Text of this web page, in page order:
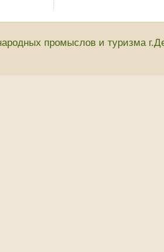
промыслов и туризма